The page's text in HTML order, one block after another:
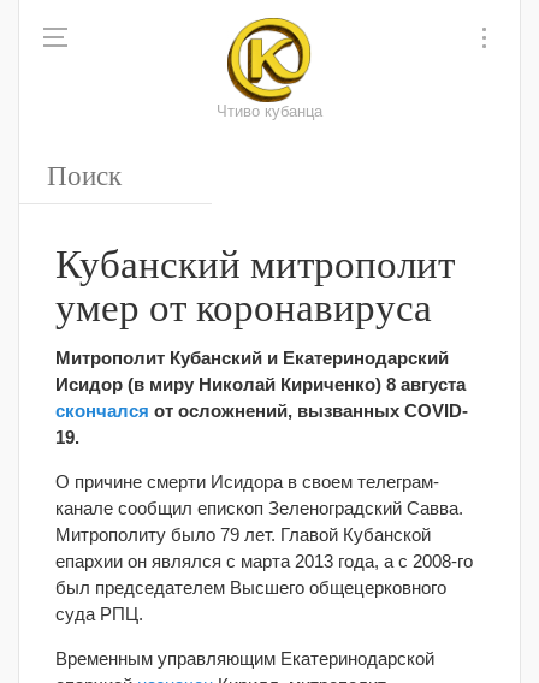
Чтиво кубанца
Кубанский митрополит
умер от коронавируса
Митрополит Кубанский и Екатеринодарский
Исидор (в миру Николай Кириченко) 8 августа
скончался от осложнений, вызванных COVID-
19.
О причине смерти Исидора в своем телеграм-
канале сообщил епископ Зеленоградский Савва.
Митрополиту было 79 лет. Главой Кубанской
епархии он являлся с марта 2013 года, а с 2008-го
был председателем Высшего общецерковного
суда РПЦ.
Временным управляющим Екатеринодарской